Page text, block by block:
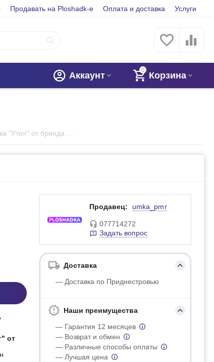
Продавать на Ploshadk-e Оплата и доставка Услуги
0
Корзина
Аккаунт
от
Продавец: umka_pmr
077714272
Задать вопрос
Доставка
— Доставка по Приднестровью
Наши преимущества
— Гарантия 12 месяцев
— Возврат и обмен
— Различные способы оплаты
— Лучшая цена